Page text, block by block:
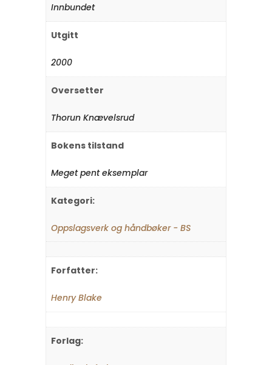
Innbundet
Utgitt
2000
Oversetter
Thorun Knævelsrud
Bokens tilstand
Meget pent eksemplar
Kategori:
Oppslagsverk og håndbøker - BS
Forfatter:
Henry Blake
Forlag: